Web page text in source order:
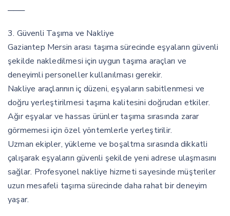
───
3. Güvenli Taşıma ve Nakliye
Gaziantep Mersin arası taşıma sürecinde eşyaların güvenli
şekilde nakledilmesi için uygun taşıma araçları ve
deneyimli personeller kullanılması gerekir.
Nakliye araçlarının iç düzeni, eşyaların sabitlenmesi ve
doğru yerleştirilmesi taşıma kalitesini doğrudan etkiler.
Ağır eşyalar ve hassas ürünler taşıma sırasında zarar
görmemesi için özel yöntemlerle yerleştirilir.
Uzman ekipler, yükleme ve boşaltma sırasında dikkatli
çalışarak eşyaların güvenli şekilde yeni adrese ulaşmasını
sağlar. Profesyonel nakliye hizmeti sayesinde müşteriler
uzun mesafeli taşıma sürecinde daha rahat bir deneyim
yaşar.